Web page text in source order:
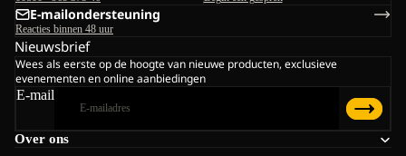
Over ons
E-mailondersteuning
Reacties binnen 48 uur
Nieuwsbrief
Wees als eerste op de hoogte van nieuwe producten, exclusieve
evenementen en online aanbiedingen
E-mail